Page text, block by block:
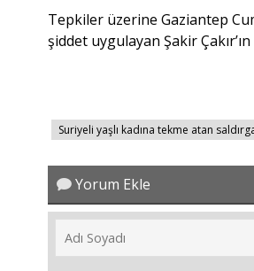
Tepkiler üzerine Gaziantep
şiddet uygulayan Şakir Çakır’ın
Suriyeli yaşlı kadına tekme atan
Yorum Ekle